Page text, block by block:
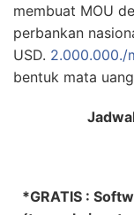
membuat MOU
perbankan
USD. 2.000.000./
bentuk mata
*GRATIS :